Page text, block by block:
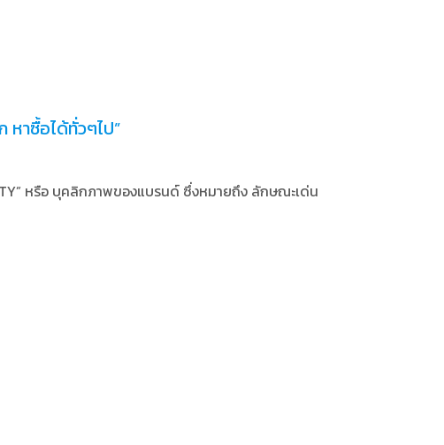
หาซื้อได้ทั่วๆไป”
หรือ บุคลิกภาพของแบรนด์ ซึ่งหมายถึง ลักษณะเด่น